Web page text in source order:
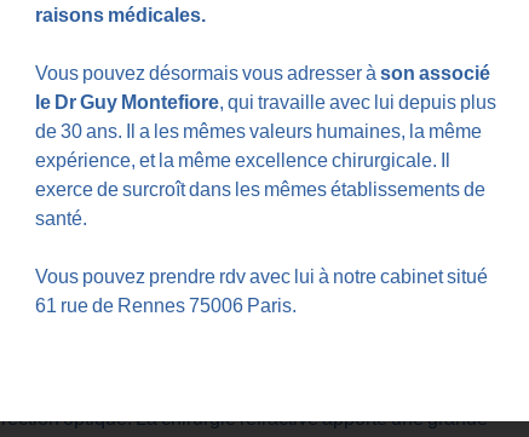
l’astigmatisme. Plus discrètes, elles sont parfois
complémentaires à ces dernières : vous pouvez porter des
les activités sportives, par exemple. Cela vous évitera
réfractive. Envisageable dès l’âge de 18 ans, la
durable. À l’issue de l’
optique. La chirurgie réfractive apporte une grande
raisons médicales.
Vous pouvez désormais vous adresser à son associé
le Dr Guy Montefiore , qui travaille avec lui depuis plus
de 30 ans. Il a les mêmes valeurs humaines, la même
expérience, et la même excellence chirurgicale. Il
exerce de surcroît dans les mêmes établissements de
santé.
Vous pouvez prendre rdv avec lui à notre cabinet situé
61 rue de Rennes 75006 Paris.